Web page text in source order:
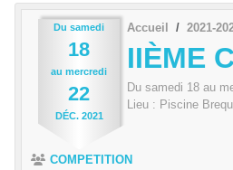
Du samedi
18
au mercredi
22
DÉC. 2021
Accueil 2021-
IIÈME
Du samedi 18 au
Lieu : Piscine
COMPETITION